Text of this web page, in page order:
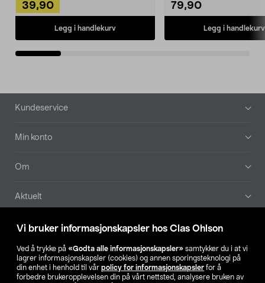
Vi bruker informasjonskapsler hos Clas Ohlson
Ved å trykke på «Godta alle informasjonskapsler» samtykker du i at vi
lagrer informasjonskapsler (cookies) og annen sporingsteknologi på
din enhet i henhold til vår policy for informasjonskapsler for å
forbedre brukeropplevelsen din på vårt nettsted, analysere bruken av
39,90
Legg i handlekurv
79,90
Legg i handlekurv
Bunntekst
Kundeservice
Min konto
Om
Aktuelt
Våre selskaper
Finn din butikk